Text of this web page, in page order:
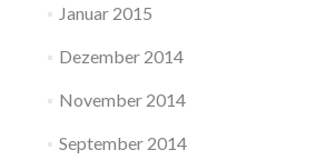
Januar 2015
Dezember 2014
November 2014
September 2014